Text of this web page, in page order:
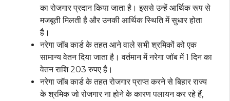
का रोजगार प्रदान किया जाता है। इससे उन्हें आर्थिक रूप से
मजबूती मिलती है और उनकी आर्थिक स्थिति में सुधार होता
है।
नरेगा जॉब कार्ड के तहत आने वाले सभी श्रमिकों को एक
सामान्य वेतन दिया जाता है। वर्तमान में नरेगा जॉब में 1 दिन का
वेतन राशि 203 रुपए है।
नरेगा जॉब कार्ड के तहत रोजगार प्राप्त करने से बिहार राज्य
के श्रमिक जो रोजगार ना होने के कारण पलायन कर रहे हैं,